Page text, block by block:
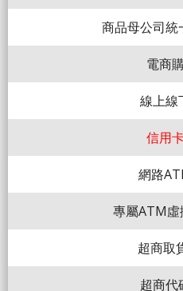
商品母公司統
電商
線上線
信用
網路
專屬ATM虛
超商取
超商代